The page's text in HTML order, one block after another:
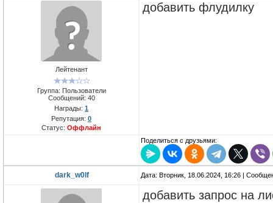
Лейтенант
Группа: Пользователи
Сообщений: 40
Награды: 1
Репутация: 0
Статус: Оффлайн
добавить флудилку
Поделиться с друзьями:
dark_w0lf Дата: Вторник, 18.06.2024, 16:26 |
добавить запрос на